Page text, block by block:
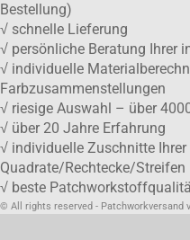
Bestellung)
√ schnelle Lieferung
√ persönliche Beratung Ihrer
√ individuelle
Farbzusammenstellungen
√ riesige Auswahl – über
√ über 20 Jahre Erfahrung
√ individuelle Zuschnitte
Quadrate/Rechtecke/Streifen
√ beste
© All rights reserved - Patchworkversand